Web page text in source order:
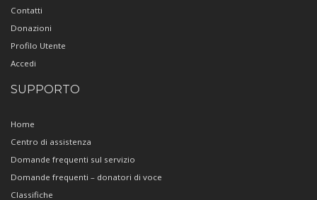
Contatti
Donazioni
Profilo Utente
Accedi
SUPPORTO
Home
Centro di assistenza
Domande frequenti sul servizio
Domande frequenti – donatori di voce
Classifiche